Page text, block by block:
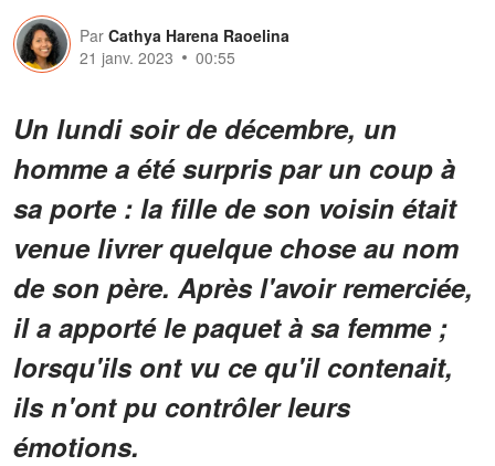
Par Cathya Harena Raoelina
21 janv. 2023
00:55
Un lundi soir de décembre, un
homme a été surpris par un coup à
sa porte : la fille de son voisin était
venue livrer quelque chose au nom
de son père. Après l'avoir remerciée,
il a apporté le paquet à sa femme ;
lorsqu'ils ont vu ce qu'il contenait,
ils n'ont pu contrôler leurs
émotions.